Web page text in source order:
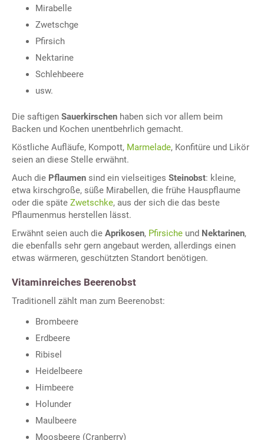
Mirabelle
Zwetschge
Pfirsich
Nektarine
Schlehbeere
usw.
Die saftigen Sauerkirschen haben sich vor allem beim
Backen und Kochen unentbehrlich gemacht.
Köstliche Aufläufe, Kompott, Marmelade, Konfitüre und Likör
seien an diese Stelle erwähnt.
Auch die Pflaumen sind ein vielseitiges Steinobst: kleine,
etwa kirschgroße, süße Mirabellen, die frühe Hauspflaume
oder die späte Zwetschke, aus der sich die das beste
Pflaumenmus herstellen lässt.
Erwähnt seien auch die Aprikosen, Pfirsiche und Nektarinen,
die ebenfalls sehr gern angebaut werden, allerdings einen
etwas wärmeren, geschützten Standort benötigen.
Vitaminreiches Beerenobst
Traditionell zählt man zum Beerenobst:
Brombeere
Erdbeere
Ribisel
Heidelbeere
Himbeere
Holunder
Maulbeere
Moosbeere (Cranberry)